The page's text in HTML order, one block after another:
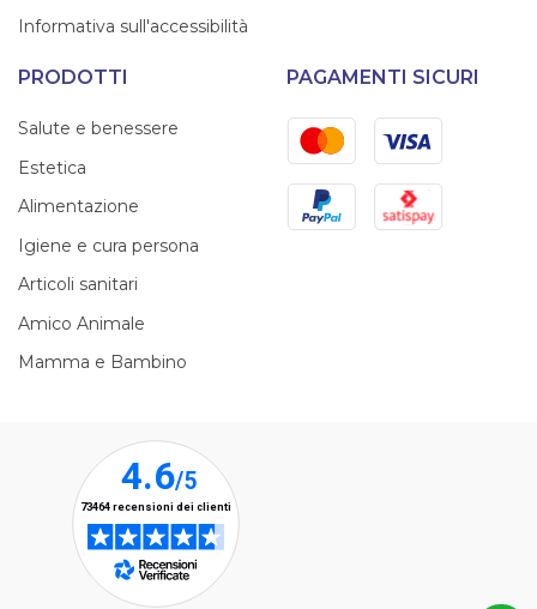
Informativa sull'accessibilità
PRODOTTI
Salute e benessere
Estetica
Alimentazione
Igiene e cura persona
Articoli sanitari
Amico Animale
Mamma e Bambino
PAGAMENTI SICURI
MastercardVisa
PayPal Satispay